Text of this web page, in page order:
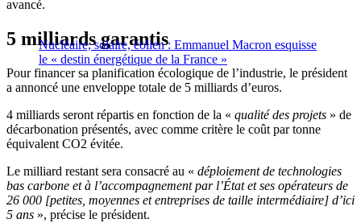
avancé.
Nucléaire, solaire, éolien : Emmanuel Macron esquisse
le « destin énergétique de la France »
5 milliards garantis
Pour financer sa planification écologique de l’industrie, le président
a annoncé une enveloppe totale de 5 milliards d’euros.
4 milliards seront répartis en fonction de la « qualité des projets » de
décarbonation présentés, avec comme critère le coût par tonne
équivalent CO2 évitée.
Le milliard restant sera consacré au « déploiement de technologies
bas carbone et à l’accompagnement par l’État et ses opérateurs de
26 000 [petites, moyennes et entreprises de taille intermédiaire] d’ici
5 ans », précise le président.